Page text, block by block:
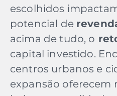
escolhidos
potencial de
acima de tudo, o
capital investido.
centros urbanos e
expansão oferecem